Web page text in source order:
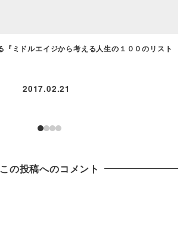
『ミドルエイジから考える人生の１００のリスト
2017.02.21
この投稿へのコメント